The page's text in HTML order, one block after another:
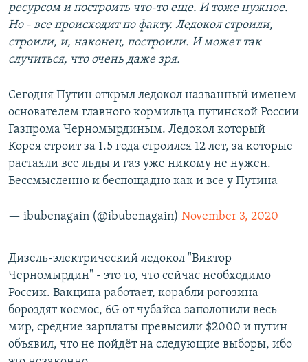
ресурсом и построить что-то еще. И тоже нужное.
Но - все происходит по факту. Ледокол строили,
строили, и, наконец, построили. И может так
случиться, что очень даже зря.
Сегодня Путин открыл ледокол названный именем
основателем главного кормильца путинской России
Газпрома Черномырдиным. Ледокол который
Корея строит за 1.5 года строился 12 лет, за которые
растаяли все льды и газ уже никому не нужен.
Бессмысленно и беспощадно как и все у Путина
— ibubenagain (@ibubenagain) November 3, 2020
Дизель-электрический ледокол "Виктор
Черномырдин" - это то, что сейчас необходимо
России. Вакцина работает, корабли рогозина
бороздят космос, 6G от чубайса заполонили весь
мир, средние зарплаты превысили $2000 и путин
объявил, что не пойдёт на следующие выборы, ибо